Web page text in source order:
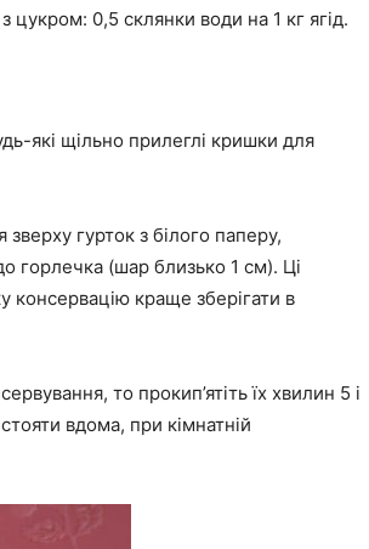
цукром: 0,5 склянки води на 1 кг ягід.
які щільно прилеглі кришки для
гурток з білого паперу,
горлечка (шар близько 1 см). Ці
консервацію краще зберігати в
то прокип’ятіть їх хвилин 5 і
вдома, при кімнатній